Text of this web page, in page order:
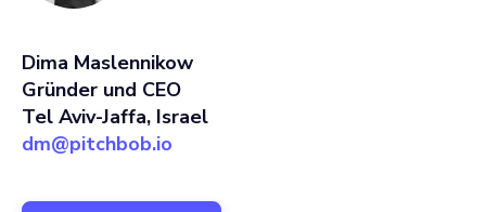
Dima Maslennikow
Gründer und CEO
Tel Aviv-Jaffa, Israel
dm@pitchbob.io